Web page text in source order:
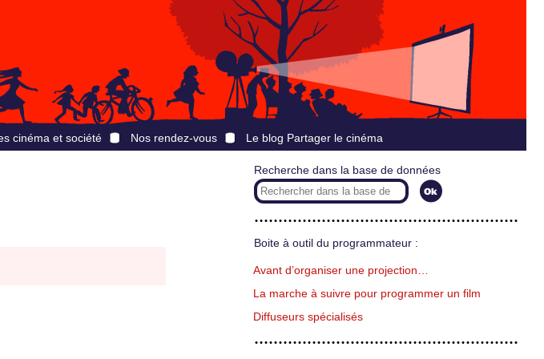
cinéma et société Nos rendez-vous Le blog Partager le cinéma
Recherche dans la base de données
Boite à outil du programmateur :
Avant d’organiser une projection…
La marche à suivre pour programmer un film
Diffuseurs spécialisés